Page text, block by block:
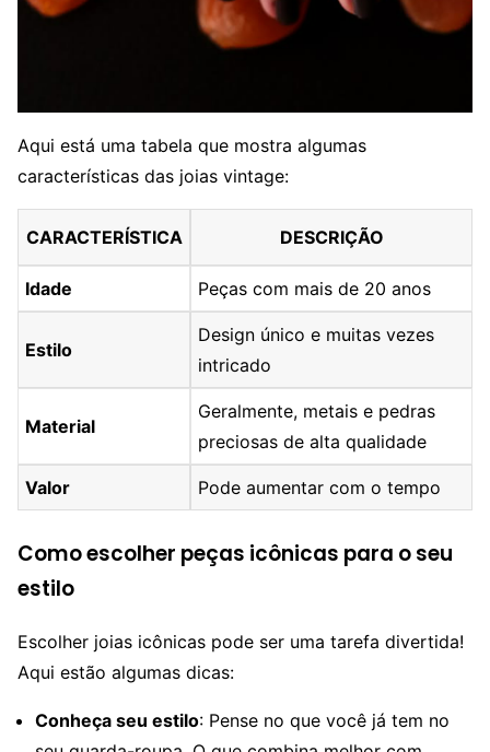
Aqui está uma tabela que mostra algumas
características das joias vintage:
CARACTERÍSTICA DESCRIÇÃO
Idade Peças com mais de 20 anos
Estilo
Design único e muitas vezes
intricado
Material
Geralmente, metais e pedras
preciosas de alta qualidade
Valor Pode aumentar com o tempo
Como escolher peças icônicas para o seu
estilo
Escolher joias icônicas pode ser uma tarefa divertida!
Aqui estão algumas dicas:
Conheça seu estilo: Pense no que você já tem no